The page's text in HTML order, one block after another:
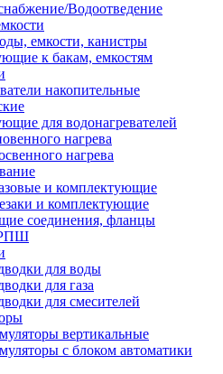
Водоотведение
емкости, канистры
к бакам, емкостям
накопительные
для водонагревателей
нагрева
нагрева
и комплектующие
и комплектующие
соединения, фланцы
для воды
для газа
для смесителей
вертикальные
с блоком автоматики